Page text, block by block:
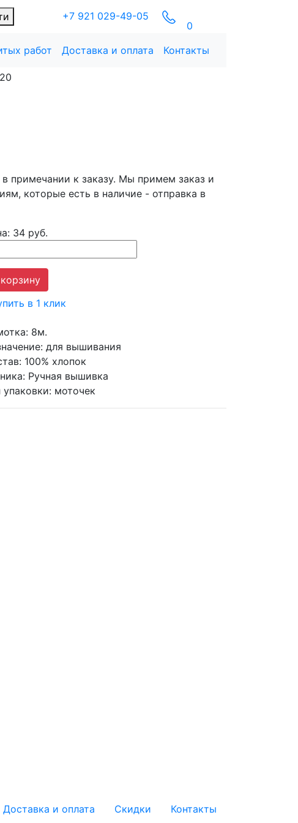
+7 921 029-49-05
0
работ Доставка и оплата Контакты
примечании к заказу. Мы примем заказ и
которые есть в наличие - отправка в
34 руб.
в 1 клик
8м.
для вышивания
100% хлопок
Ручная вышивка
упаковки: моточек
Доставка и оплата Скидки Контакты